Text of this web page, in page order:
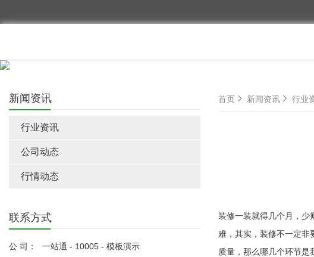
新闻资讯
行业资讯
公司动态
行情动态
联系方式
公 司： 一站通 - 10005 - 模板演示
首页 新闻资讯 行业
装修一装就得几个月，少
难，其实，装修不一定非
质量，那么哪几个环节是